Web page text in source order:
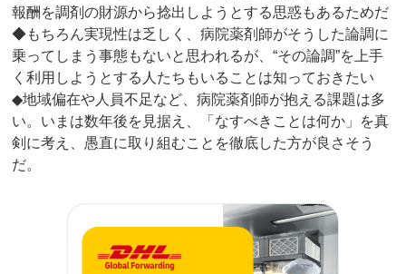
報酬を調剤の財源から捻出しようとする思惑もあるためだ
◆もちろん実現性は乏しく、病院薬剤師がそうした論調に
乗ってしまう事態もないと思われるが、“その論調”を上手
く利用しようとする人たちもいることは知っておきたい
◆地域偏在や人員不足など、病院薬剤師が抱える課題は多
い。いまは数年後を見据え、「なすべきことは何か」を真
剣に考え、愚直に取り組むことを徹底した方が良さそう
だ。